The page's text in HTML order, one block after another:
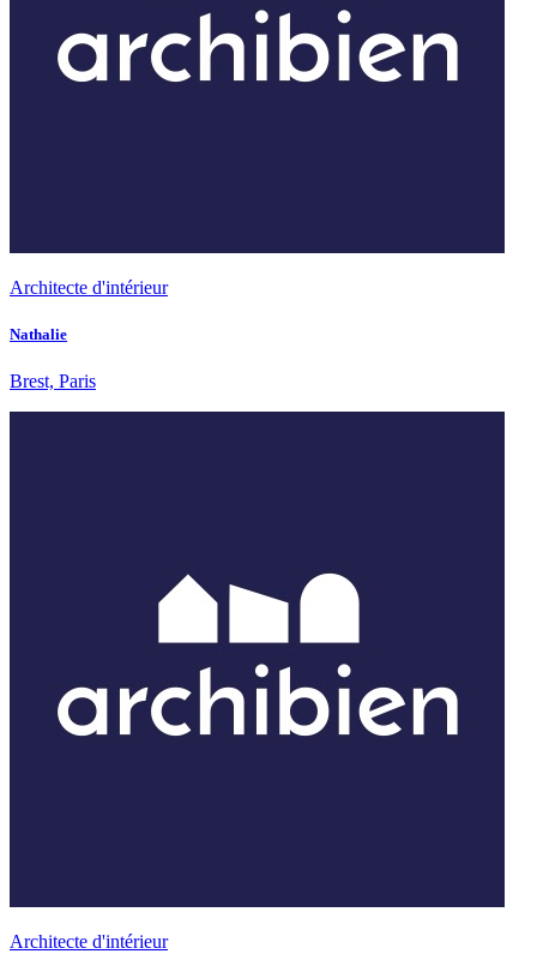
Architecte d'intérieur
Nathalie
Brest, Paris
Architecte d'intérieur